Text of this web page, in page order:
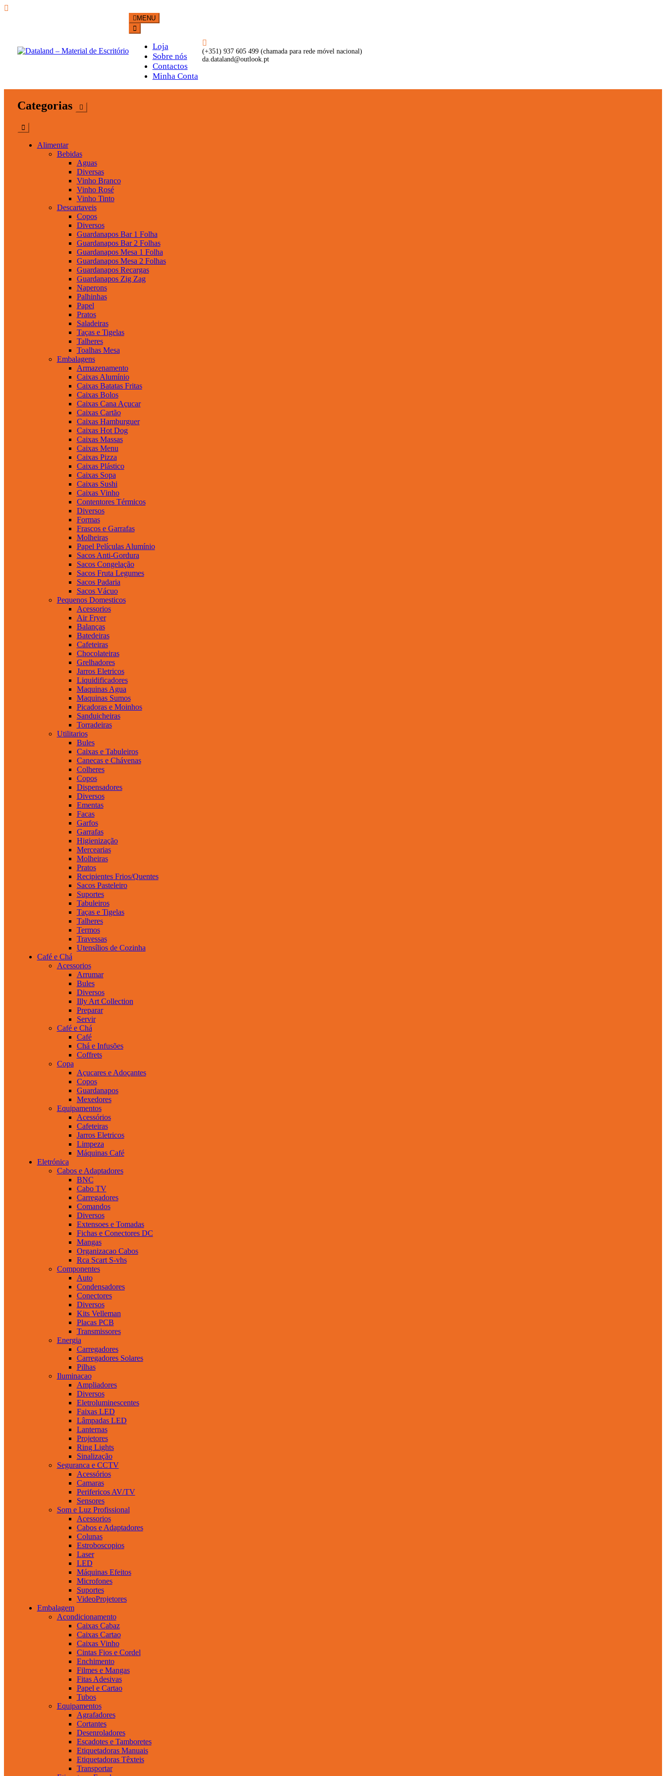
Dataland – Material de Escritório
MENU
Loja
Sobre nós
Contactos
Minha Conta
(+351) 937 605 499 (chamada para rede móvel nacional)
da.dataland@outlook.pt
Categorias
Alimentar
Bebidas
Aguas
Diversas
Vinho Branco
Vinho Rosé
Vinho Tinto
Descartaveis
Copos
Diversos
Guardanapos Bar 1 Folha
Guardanapos Bar 2 Folhas
Guardanapos Mesa 1 Folha
Guardanapos Mesa 2 Folhas
Guardanapos Recargas
Guardanapos Zig Zag
Naperons
Palhinhas
Papel
Pratos
Saladeiras
Taças e Tigelas
Talheres
Toalhas Mesa
Embalagens
Armazenamento
Caixas Alumínio
Caixas Batatas Fritas
Caixas Bolos
Caixas Cana Açucar
Caixas Cartão
Caixas Hamburguer
Caixas Hot Dog
Caixas Massas
Caixas Menu
Caixas Pizza
Caixas Plástico
Caixas Sopa
Caixas Sushi
Caixas Vinho
Contentores Térmicos
Diversos
Formas
Frascos e Garrafas
Molheiras
Papel Películas Alumínio
Sacos Anti-Gordura
Sacos Congelação
Sacos Fruta Legumes
Sacos Padaria
Sacos Vácuo
Pequenos Domesticos
Acessorios
Air Fryer
Balanças
Batedeiras
Cafeteiras
Chocolateiras
Grelhadores
Jarros Eletricos
Liquidificadores
Maquinas Agua
Maquinas Sumos
Picadoras e Moinhos
Sanduicheiras
Torradeiras
Utilitarios
Bules
Caixas e Tabuleiros
Canecas e Chávenas
Colheres
Copos
Dispensadores
Diversos
Ementas
Facas
Garfos
Garrafas
Higienização
Mercearias
Molheiras
Pratos
Recipientes Frios/Quentes
Sacos Pasteleiro
Suportes
Tabuleiros
Taças e Tigelas
Talheres
Termos
Travessas
Utensílios de Cozinha
Café e Chá
Acessorios
Arrumar
Bules
Diversos
Illy Art Collection
Preparar
Servir
Café e Chá
Café
Chá e Infusões
Coffrets
Copa
Açucares e Adoçantes
Copos
Guardanapos
Mexedores
Equipamentos
Acessórios
Cafeteiras
Jarros Eletricos
Limpeza
Máquinas Café
Eletrónica
Cabos e Adaptadores
BNC
Cabo TV
Carregadores
Comandos
Diversos
Extensoes e Tomadas
Fichas e Conectores DC
Mangas
Organizacao Cabos
Rca Scart S-vhs
Componentes
Auto
Condensadores
Conectores
Diversos
Kits Velleman
Placas PCB
Transmissores
Energia
Carregadores
Carregadores Solares
Pilhas
Iluminacao
Ampliadores
Diversos
Eletroluminescentes
Faixas LED
Lâmpadas LED
Lanternas
Projetores
Ring Lights
Sinalização
Seguranca e CCTV
Acessórios
Camaras
Perifericos AV/TV
Sensores
Som e Luz Profissional
Acessorios
Cabos e Adaptadores
Colunas
Estroboscopios
Laser
LED
Máquinas Efeitos
Microfones
Suportes
VideoProjetores
Embalagem
Acondicionamento
Caixas Cabaz
Caixas Cartao
Caixas Vinho
Cintas Fios e Cordel
Enchimento
Filmes e Mangas
Fitas Adesivas
Papel e Cartao
Tubos
Equipamentos
Agrafadores
Cortantes
Desenroladores
Escadotes e Tamboretes
Etiquetadoras Manuais
Etiquetadoras Têxteis
Transportar